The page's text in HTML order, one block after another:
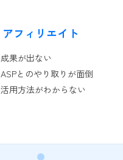
アフィリエイト
成果が出ない
ASPとのやり取りが面倒
活用方法がわからない